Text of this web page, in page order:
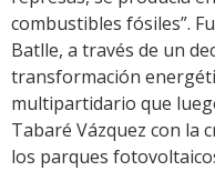
combustibles fósiles”.
Batlle, a través de un
transformación
multipartidario que
Tabaré Vázquez con la
los parques